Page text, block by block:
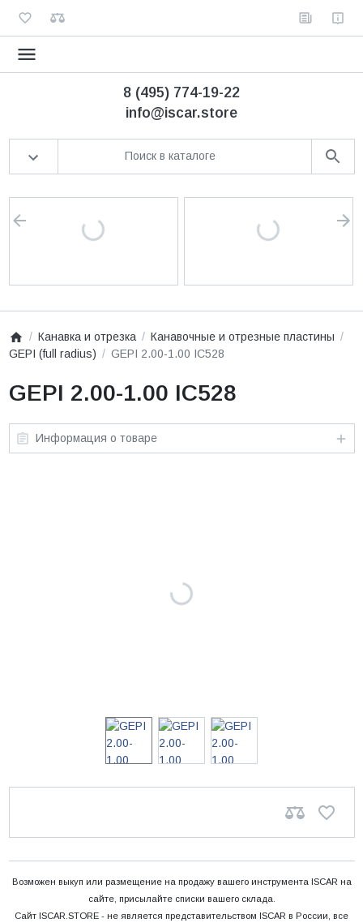
8 (495) 774-19-22
info@iscar.store
Канавка и отрезка
Канавочные и отрезные пластины
GEPI (full radius)
GEPI 2.00-1.00 IC528
GEPI 2.00-1.00 IC528
Информация о товаре
Возможен выкуп или размещение на продажу вашего инструмента ISCAR на
сайте, присылайте списки вашего склада.
Сайт ISCAR.STORE - не является представительством ISCAR в России, все